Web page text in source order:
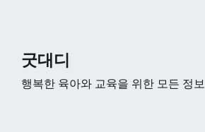
굿대디
행복한 육아와 교육을 위한 모든 정보